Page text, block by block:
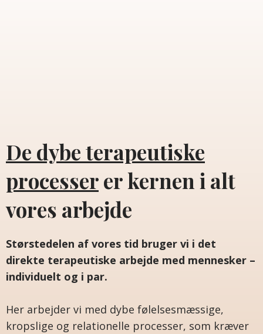
De dybe terapeutiske
processerer kernen i alt
vores arbejde
Størstedelen af vores tid bruger vi i det
direkte terapeutiske arbejde med mennesker –
individuelt og i par.
Her arbejder vi med dybe følelsesmæssige,
kropslige og relationelle processer, som kræver